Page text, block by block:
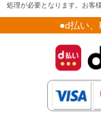
処理が必要となります。お客
●d払い